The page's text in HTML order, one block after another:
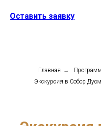
Оставить заявку
Главная →
Экскурсия в Собор